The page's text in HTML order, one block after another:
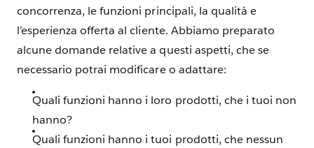
concorrenza, le funzioni principali, la qualità e
l’esperienza offerta al cliente. Abbiamo preparato
alcune domande relative a questi aspetti, che se
necessario potrai modificare o adattare:
Quali funzioni hanno i loro prodotti, che i tuoi non
hanno?
Quali funzioni hanno i tuoi prodotti, che nessun